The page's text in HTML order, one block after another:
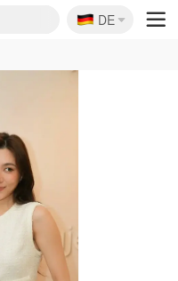
促折
新折
🇩🇪
DE